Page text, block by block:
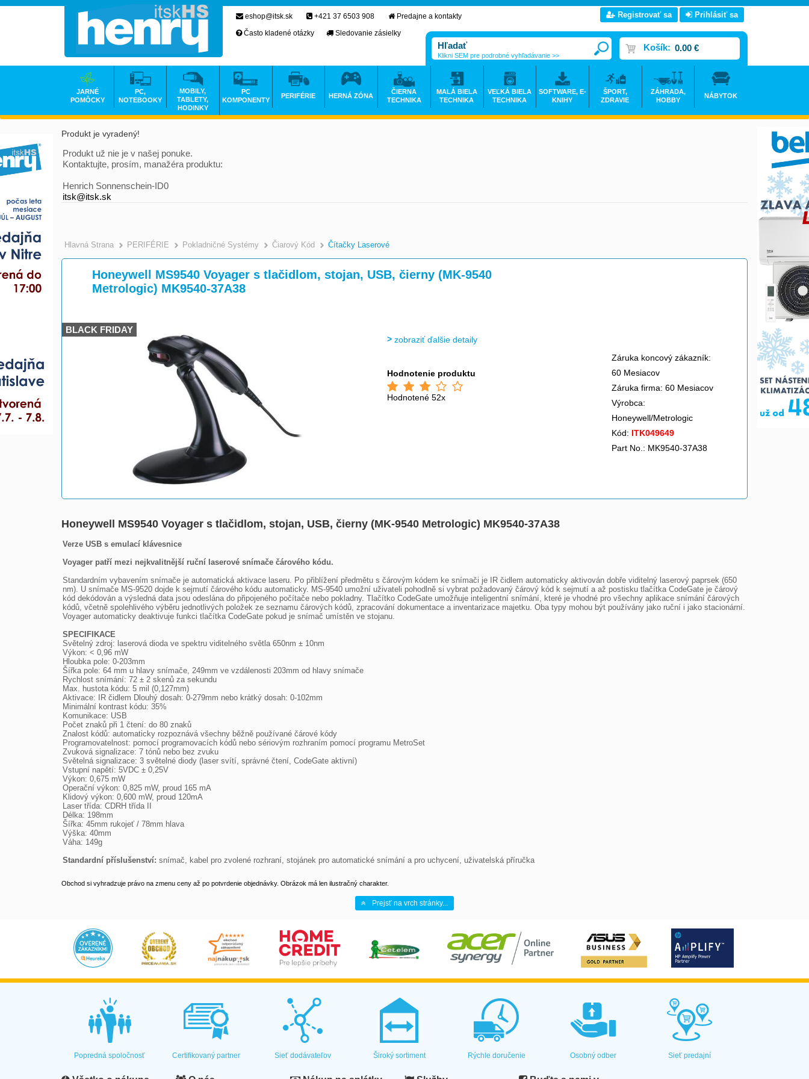
Produkt je vyradený!
Produkt už nie je v našej ponuke.
Kontaktujte, prosím, manažéra produktu:
Henrich Sonnenschein-ID0
itsk@itsk.sk
Hlavná Strana >
PERIFÉRIE >
Pokladničné Systémy >
Čiarový Kód >
Čítačky Laserové
Honeywell MS9540 Voyager s tlačidlom, stojan, USB, čierny (MK-9540
Metrologic) MK9540-37A38
BLACK FRIDAY
zobraziť ďalšie detaily
Hodnotenie produktu
Hodnotené 52x
Záruka koncový zákazník:
60 Mesiacov
Záruka firma: 60 Mesiacov
Výrobca:
Honeywell/Metrologic
Kód: ITK049649
Part No.: MK9540-37A38
Honeywell MS9540 Voyager s tlačidlom, stojan, USB, čierny (MK-9540 Metrologic) MK9540-37A38
Verze USB s emulací klávesnice
Voyager patří mezi nejkvalitnější ruční laserové snímače čárového kódu.
Standardním vybavením snímače je automatická aktivace laseru. Po přiblížení předmětu s čárovým kódem ke snímači je IR čidlem automaticky aktivován dobře viditelný laserový paprsek (650
nm). U snímače MS-9520 dojde k sejmutí čárového kódu automaticky. MS-9540 umožní uživateli pohodlně si vybrat požadovaný čárový kód k sejmutí a až postisku tlačítka CodeGate je čárový
kód dekódován a výsledná data jsou odeslána do připojeného počítače nebo pokladny. Tlačítko CodeGate umožňuje inteligentní snímání, které je vhodné pro všechny aplikace snímání čárových
kódů, včetně spolehlivého výběru jednotlivých položek ze seznamu čárových kódů, zpracování dokumentace a inventarizace majetku. Oba typy mohou být používány jako ruční i jako stacionární.
Voyager automaticky deaktivuje funkci tlačítka CodeGate pokud je snímač umístěn ve stojanu.
SPECIFIKACE
Světelný zdroj: laserová dioda ve spektru viditelného světla 650nm ± 10nm
Výkon: < 0,96 mW
Hloubka pole: 0-203mm
Šířka pole: 64 mm u hlavy snímače, 249mm ve vzdálenosti 203mm od hlavy snímače
Rychlost snímání: 72 ± 2 skenů za sekundu
Max. hustota kódu: 5 mil (0,127mm)
Aktivace: IR čidlem Dlouhý dosah: 0-279mm nebo krátký dosah: 0-102mm
Minimální kontrast kódu: 35%
Komunikace: USB
Počet znaků při 1 čtení: do 80 znaků
Znalost kódů: automaticky rozpoznává všechny běžně používané čárové kódy
Programovatelnost: pomocí programovacích kódů nebo sériovým rozhraním pomocí programu MetroSet
Zvuková signalizace: 7 tónů nebo bez zvuku
Světelná signalizace: 3 světelné diody (laser svítí, správné čtení, CodeGate aktivní)
Vstupní napětí: 5VDC ± 0,25V
Výkon: 0,675 mW
Operační výkon: 0,825 mW, proud 165 mA
Klidový výkon: 0,600 mW, proud 120mA
Laser třída: CDRH třída II
Délka: 198mm
Šířka: 45mm rukojeť / 78mm hlava
Výška: 40mm
Váha: 149g
Standardní příslušenství: snímač, kabel pro zvolené rozhraní, stojánek pro automatické snímání a pro uchycení, uživatelská příručka
Obchod si vyhradzuje právo na zmenu ceny až po potvrdenie objednávky. Obrázok má len ilustračný charakter.
Prejsť na vrch stránky...
eshop@itsk.sk +421 37 6503 908
Predajne a kontakty
Často kladené otázky
Sledovanie zásielky
Registrovať sa Prihlásiť sa
Košík: 0.00 €
Klikni SEM pre podrobné vyhľadávanie >>
JARNÉ
POMÔCKY
PC,
NOTEBOOKY
MOBILY,
TABLETY,
HODINKY
PC
KOMPONENTY
PERIFÉRIE HERNÁ ZÓNA
ČIERNA
TECHNIKA
MALÁ BIELA
TECHNIKA
VEĽKÁ BIELA
TECHNIKA
SOFTWARE, E-
KNIHY
ŠPORT,
ZDRAVIE
ZÁHRADA,
HOBBY
NÁBYTOK
Popredná spoločnosť Certifikovaný partner Sieť dodávateľov Široký sortiment Rýchle doručenie Osobný odber Sieť predajní